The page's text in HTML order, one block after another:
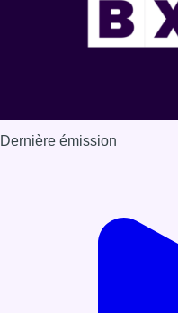
Dernière émission